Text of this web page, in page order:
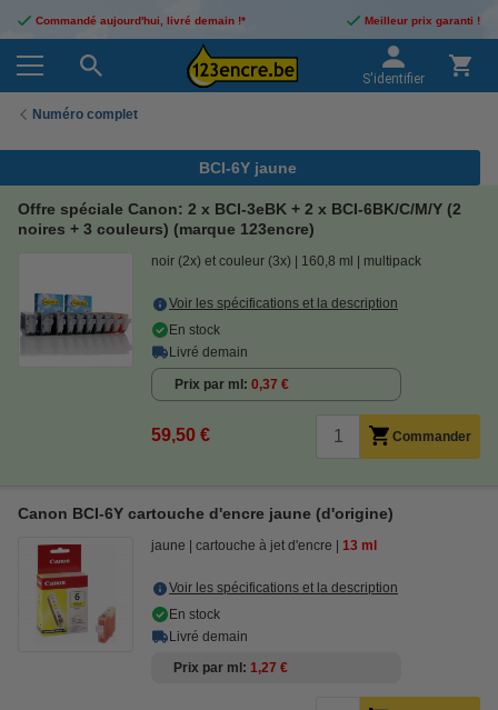
Commandé aujourd'hui, livré demain !* Meilleur prix garanti !
S'identifier
Numéro complet
BCI-6Y jaune
Offre spéciale Canon: 2 x BCI-3eBK + 2 x BCI-6BK/C/M/Y (2
noires + 3 couleurs) (marque 123encre)
noir (2x) et couleur (3x) 160,8 ml multipack
Voir les spécifications et la description
En stock
Livré demain
Prix par ml 0,37 €
59,50 € Commander
Canon BCI-6Y cartouche d'encre jaune (d'origine)
jaune cartouche à jet d'encre 13 ml
Voir les spécifications et la description
En stock
Livré demain
Prix par ml
1,27 €